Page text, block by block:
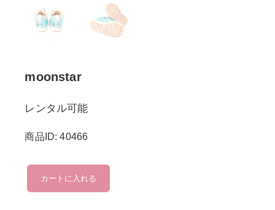
moonstar
レンタル可能
商品ID: 40466
moonstar
個
カートに入れる